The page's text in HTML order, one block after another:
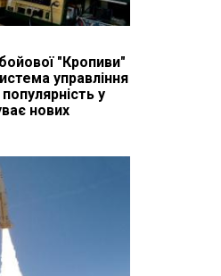
"Кропиви"
управління
у
нових